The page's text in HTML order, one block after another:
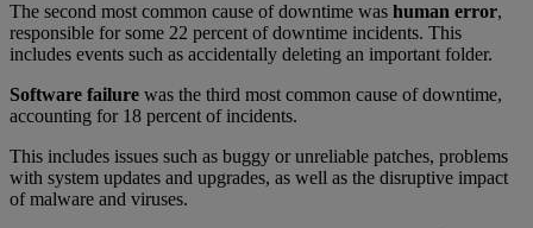
The second most common cause of downtime was human error,
responsible for some 22 percent of downtime incidents. This
includes events such as accidentally deleting an important folder.
Software failure was the third most common cause of downtime,
accounting for 18 percent of incidents.
This includes issues such as buggy or unreliable patches, problems
with system updates and upgrades, as well as the disruptive impact
of malware and viruses.